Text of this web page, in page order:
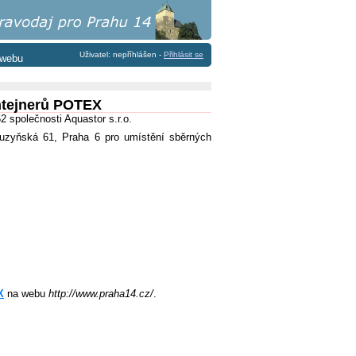
POTEX
společnosti Aquastor s.r.o.
61, Praha 6 pro umístění sběrných
na webu http://www.praha14.cz/.
Uživatel: nepříhlášen - Přihlásit se